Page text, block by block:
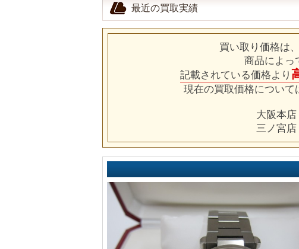
最近の買取実績
買い取り価格は
商品によっ
記載されている価格より
現在の買取価格について
大阪本
三ノ宮